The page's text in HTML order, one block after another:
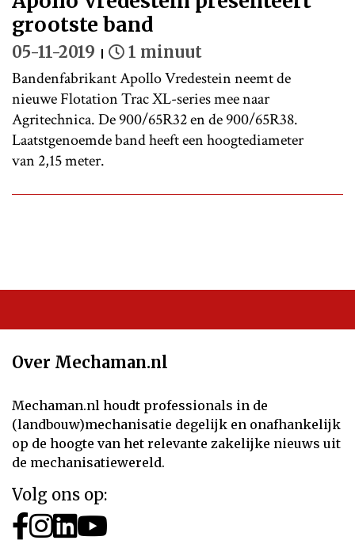
grootste band
05-11-2019 1 minuut
Bandenfabrikant Apollo Vredestein neemt de
nieuwe Flotation Trac XL-series mee naar
Agritechnica. De 900/65R32 en de 900/65R38.
Laatstgenoemde band heeft een hoogtediameter
van 2,15 meter.
Over Mechaman.nl
Mechaman.nl houdt professionals in de
(landbouw)mechanisatie degelijk en onafhankelijk
op de hoogte van het relevante zakelijke nieuws uit
de mechanisatiewereld.
Volg ons op: